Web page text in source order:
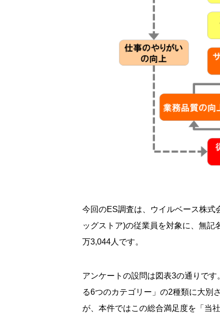
今回のES調査は、ウイルベース株式
ッグストア)の従業員を対象に、無記
万3,044人です。
アンケートの設問は図表3の通りで
る6つのカテゴリー」の2種類に大別
が、本件ではこの総合満足度を「当